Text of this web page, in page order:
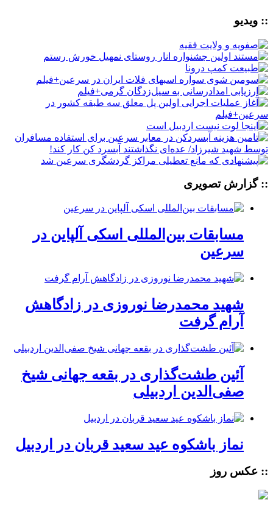
:: ویدیو
:: گزارش تصویری
مسابقات بین‌المللی اسکی آلپاین در
سرعین
شهید محمدرضا نوروزی در زادگاهش
آرام گرفت
آئین طشت‌گذاری در بقعه جهانی شیخ
صفی‌الدین اردبیلی
نماز باشکوه عید سعید قربان در اردبیل
:: عکس روز